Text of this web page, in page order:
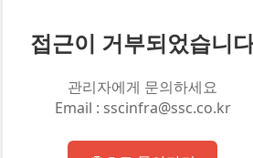
접근이 거부되었습니
관리자에게 문의하세요
Email : sscinfra@ssc.co.kr